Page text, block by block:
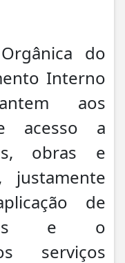
do
Interno
aos
acesso a
obras e
justamente
de
e o
serviços